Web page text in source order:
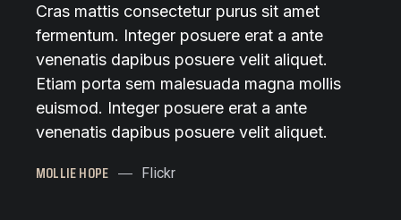
Cras mattis consectetur purus sit amet
fermentum. Integer posuere erat a ante
venenatis dapibus posuere velit aliquet.
Etiam porta sem malesuada magna mollis
euismod. Integer posuere erat a ante
venenatis dapibus posuere velit aliquet.
MOLLIE HOPE Flickr